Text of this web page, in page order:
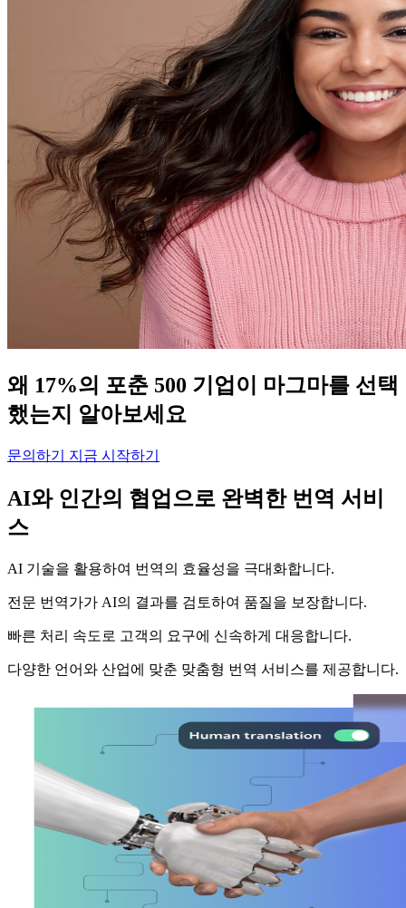
왜 17%의 포춘 500 기업이 마그마를 선택
했는지 알아보세요
문의하기 지금 시작하기
AI와 인간의 협업으로 완벽한 번역 서비
스
AI 기술을 활용하여 번역의 효율성을 극대화합니다.
전문 번역가가 AI의 결과를 검토하여 품질을 보장합니다.
빠른 처리 속도로 고객의 요구에 신속하게 대응합니다.
다양한 언어와 산업에 맞춘 맞춤형 번역 서비스를 제공합니다.